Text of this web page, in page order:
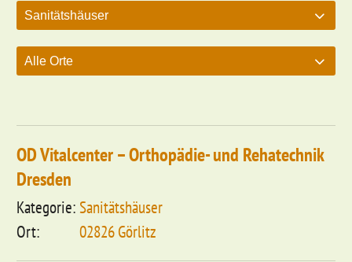
OD Vitalcenter – Orthopädie- und Rehatechnik
Dresden
Sanitätshäuser
02826 Görlitz